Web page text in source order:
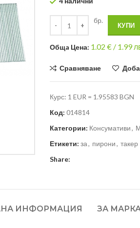
бр.
КУПИ
Общa Цена: 1.02 € / 1.99
Сравняване
Курс: 1 EUR = 1.95583 BGN
Код: 014814
Категории: Консумативи,
Етикети: за, пирони, такер
Share:
ИНФОРМАЦИЯ ЗА